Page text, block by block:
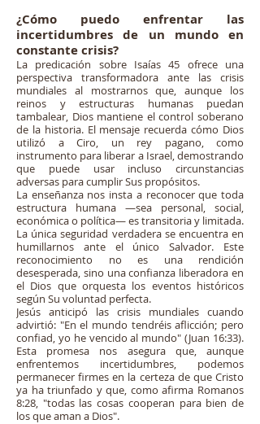
¿Cómo puedo enfrentar las
incertidumbres de un mundo en
constante crisis?
La predicación sobre Isaías 45 ofrece una
perspectiva transformadora ante las crisis
mundiales al mostrarnos que, aunque los
reinos y estructuras humanas puedan
tambalear, Dios mantiene el control soberano
de la historia. El mensaje recuerda cómo Dios
utilizó a Ciro, un rey pagano, como
instrumento para liberar a Israel, demostrando
que puede usar incluso circunstancias
adversas para cumplir Sus propósitos.
La enseñanza nos insta a reconocer que toda
estructura humana —sea personal, social,
económica o política— es transitoria y limitada.
La única seguridad verdadera se encuentra en
humillarnos ante el único Salvador. Este
reconocimiento no es una rendición
desesperada, sino una confianza liberadora en
el Dios que orquesta los eventos históricos
según Su voluntad perfecta.
Jesús anticipó las crisis mundiales cuando
advirtió: "En el mundo tendréis aflicción; pero
confiad, yo he vencido al mundo" (Juan 16:33).
Esta promesa nos asegura que, aunque
enfrentemos incertidumbres, podemos
permanecer firmes en la certeza de que Cristo
ya ha triunfado y que, como afirma Romanos
8:28, "todas las cosas cooperan para bien de
los que aman a Dios".